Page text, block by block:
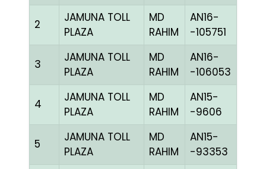
2
JAMUNA TOLL
PLAZA
MD
RAHIM
AN16-
-105751
3
JAMUNA TOLL
PLAZA
MD
RAHIM
AN16-
-106053
4
JAMUNA TOLL
PLAZA
MD
RAHIM
AN15-
-9606
5
JAMUNA TOLL
PLAZA
MD
RAHIM
AN15-
-93353